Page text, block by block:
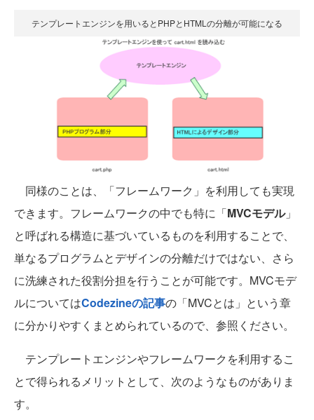
テンプレートエンジンを用いるとPHPとHTMLの分離が可能になる
同様のことは、「フレームワーク」を利用しても実現
できます。フレームワークの中でも特に「MVCモデル」
と呼ばれる構造に基づいているものを利用することで、
単なるプログラムとデザインの分離だけではない、さら
に洗練された役割分担を行うことが可能です。MVCモデ
ルについてはCodezineの記事の「MVCとは」という章
に分かりやすくまとめられているので、参照ください。
テンプレートエンジンやフレームワークを利用するこ
とで得られるメリットとして、次のようなものがありま
す。